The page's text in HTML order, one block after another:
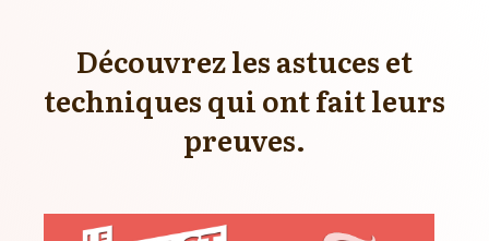
Découvrez les astuces et
techniques qui ont fait leurs
preuves.